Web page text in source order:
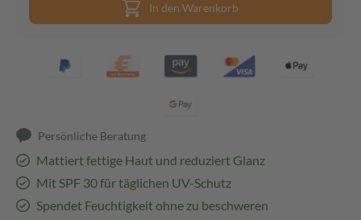
In den Warenkorb
Persönliche Beratung
Mattiert fettige Haut und reduziert Glanz
Mit SPF 30 für täglichen UV-Schutz
Spendet Feuchtigkeit ohne zu beschweren